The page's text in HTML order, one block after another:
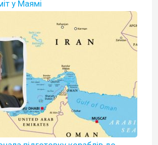
у Маямі